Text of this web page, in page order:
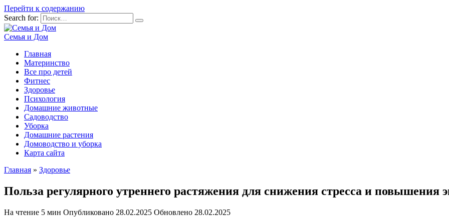
Перейти к содержанию
Search for:
Семья и Дом
Главная
Материнство
Все про детей
Фитнес
Здоровье
Психология
Домашние животные
Садоводство
Уборка
Домашние растения
Домоводство и уборка
Карта сайта
Главная » Здоровье
Польза регулярного утреннего растяжения для снижения стресса и повышения
На чтение 5 мин Опубликовано 28.02.2025 Обновлено 28.02.2025